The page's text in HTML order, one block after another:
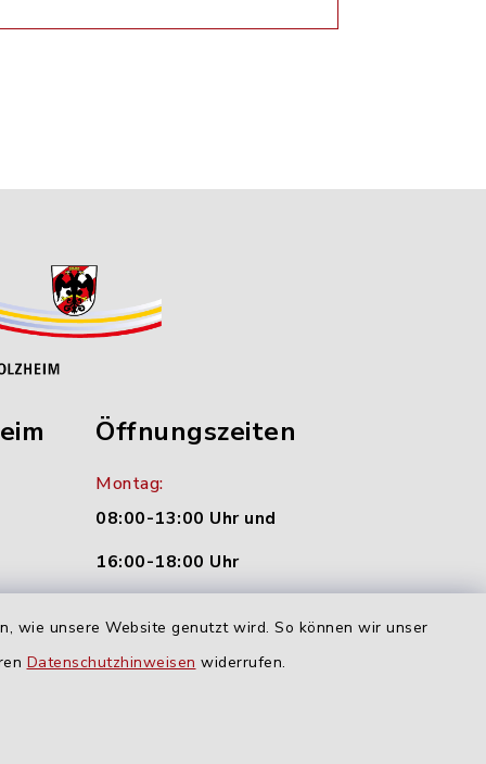
wie unsere Website genutzt wird. So können wir unser
Datenschutzhinweisen widerrufen.
Öffnungszeiten
Montag:
08:00-13:00 Uhr und
16:00-18:00 Uhr